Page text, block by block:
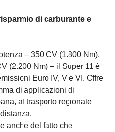
di carburante e
– 350 CV (1.800 Nm),
(2.200 Nm) – il Super 11 è
Euro IV, V e VI. Offre
di applicazioni di
al trasporto regionale
anche del fatto che